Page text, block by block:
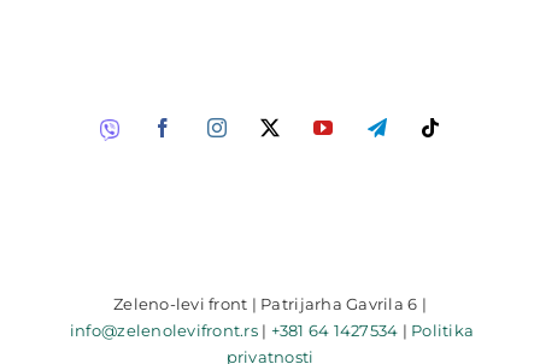
Zeleno-levi front | Patrijarha Gavrila 6 |
info@zelenolevifront.rs| +381 64 1427534 | Politika
privatnosti